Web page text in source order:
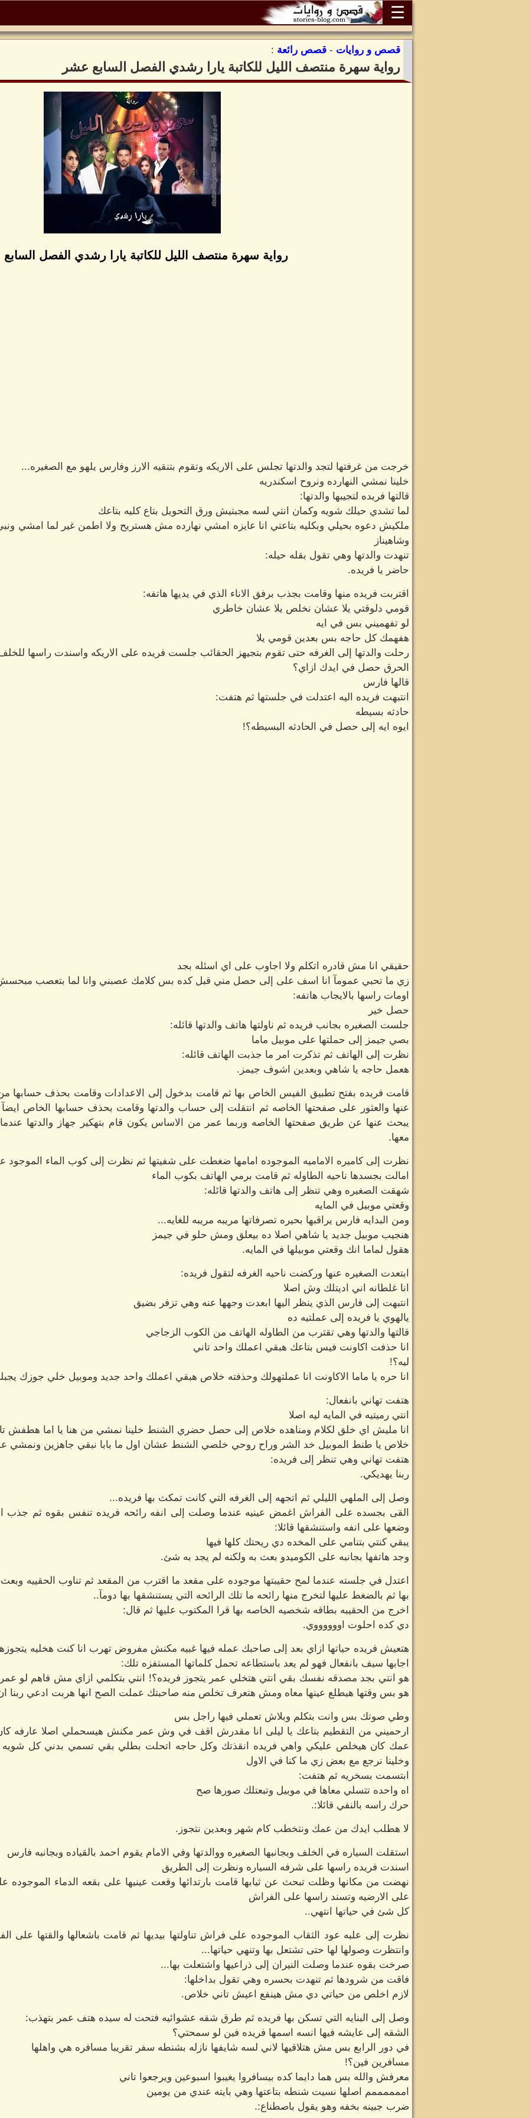
☰
قصص و روايات - قصص رائعة :
رواية سهرة منتصف الليل للكاتبة يارا رشدي الفصل السابع عشر
رواية سهرة منتصف الليل للكاتبة يارا رشدي الفصل
خرجت من غرفتها لتجد والدتها تجلس على الاريكه وتقوم بتنقيه الارز وفارس يلهو مع الصغيره...
خلينا نمشي النهارده ونروح اسكندريه
قالتها فريده لتجيبها والدتها:
لما تشدي حيلك شويه وكمان انتي لسه مجبتيش ورق التحويل بتاع كليه بتاعك
ملكيش دعوه بحيلي وبكليه بتاعتي انا عايزه امشي نهارده مش هستريح ولا اطمن غير لما امشي
وشاهيناز
تنهدت والدتها وهي تقول بقله حيله:
حاضر يا فريده.
اقتربت فريده منها وقامت بجذب برفق الاناء الذي في يديها هاتفه:
قومي دلوقتي يلا عشان نخلص يلا عشان خاطري
لو تفهميني بس في ايه
هفهمك كل حاجه بس بعدين قومي يلا
رحلت والدتها إلى الغرفه حتى تقوم بتجيهز الحقائب جلست فريده على الاريكه واسندت راسها
الحرق حصل في ايدك ازاي؟
قالها فارس
انتبهت فريده اليه اعتدلت في جلستها ثم هتفت:
حادثه بسيطه
ايوه ايه إلى حصل في الحادثه البسيطه؟!
حقيقي انا مش قادره اتكلم ولا اجاوب على اي اسئله بجد
زي ما تحبي عمومآ انا اسف على إلى حصل مني قبل كده بس كلامك عصبني وانا لما بتعصب
اومات راسها بالايجاب هاتفه:
حصل خير
جلست الصغيره بجانب فريده ثم ناولتها هاتف والدتها قائله:
بصي جيمز إلى حملتها على موبيل ماما
نظرت إلى الهاتف ثم تذكرت امر ما جذبت الهاتف قائله:
هعمل حاجه يا شاهي وبعدين اشوف جيمز.
قامت فريده بفتح تطبيق الفيس الخاص بها ثم قامت بدخول إلى الاعدادات وقامت بحذف حسابها
عنها والعثور على صفحتها الخاصه ثم انتقلت إلى حساب والدتها وقامت بحذف حسابها الخاص
يبحث عنها عن طريق صفحتها الخاصه وربما عمر من الاساس يكون قام بتهكير جهاز والدتها
معها.
نظرت إلى كاميره الاماميه الموجوده امامها ضغطت على شفيتها ثم نظرت إلى كوب الماء الموجود
امالت بجسدها ناحيه الطاوله ثم قامت برمي الهاتف بكوب الماء
شهقت الصغيره وهي تنظر إلى هاتف والدتها قائله:
وقعتي موبيل في المايه
ومن البدايه فارس يراقبها بحيره تصرفاتها مريبه مريبه للغايه...
هنجيب موبيل جديد يا شاهي اصلا ده بيعلق ومش حلو في جيمز
هقول لماما انك وقعتي موبيلها في المايه.
ابتعدت الصغيره عنها وركضت ناحيه الغرفه لتقول فريده:
انا غلطانه اني اديتلك وش اصلا
انتبهت إلى فارس الذي ينظر اليها ابعدت وجهها عنه وهي تزفر بضيق
يالهوي يا فريده إلى عملتيه ده
قالتها والدتها وهي تقترب من الطاوله الهاتف من الكوب الزجاجي
انا حذفت اكاونت فيس بتاعك هبقي اعملك واحد تاني
ليه؟!
انا حره يا ماما الاكاونت انا عملتهولك وحذفته خلاص هبقي اعملك واحد جديد وموبيل خلي جوزك
هتفت تهاني بانفعال:
انتي رميتيه في المايه ليه اصلا
انا مليش اي خلق لكلام ومناهده خلاص إلى حصل حضري الشنط خلينا نمشي من هنا يا اما هطفش
خلاص يا طنط الموبيل خد الشر وراح روحي خلصي الشنط عشان اول ما بابا نبقي جاهزين ونمشي
هتفت تهاني وهي تنظر إلى فريده:
ربنا يهديكي.
وصل إلى الملهي الليلي ثم اتجهه إلى الغرفه التي كانت تمكث بها فريده...
القى بجسده على الفراش اغمض عينيه عندما وصلت إلى انفه رائحه فريده تنفس بقوه ثم جذب
وضعها على انفه واستنشقها قائلا:
يبقي كنتي بتنامي على المخده دي ريحتك كلها فيها
وجد هاتفها بجانبه على الكوميدو بعث به ولكنه لم يجد به شئ.
اعتدل في جلسته عندما لمح حقيبتها موجوده على مقعد ما اقترب من المقعد ثم تناوب الحقييه
بها ثم بالضغط عليها لتخرج منها رائحه ما تلك الرائحه التي يستنشقها بها دومآ..
اخرج من الحقيبه بطاقه شخصيه الخاصه بها قرا المكتوب عليها ثم قال:
دي كده احلوت اووووووي.
هتعيش فريده حياتها ازاي بعد إلى صاحبك عمله فيها غبيه مكنش مفروض تهرب انا كنت هخليه
اجابها سيف بانفعال فهو لم يعد باستطاعه تحمل كلماتها المستفزه تلك:
هو انتي بجد مصدقه نفسك بقي انتي هتخلي عمر يتجوز فريده؟! انتي بتكلمي ازاي مش فاهم لو عمر
هو بس وقتها هيطلع عينها معاه ومش هتعرف تخلص منه صاحبتك عملت الصح انها هربت ادعي ربنا
وطي صوتك بس وانت بتكلم وبلاش تعملي فيها راجل بس
ارحميني من التقطيم بتاعك يا ليلى انا مقدرش اقف في وش عمر مكنش هيسحملي اصلا عارفه
عمك كان هيخلص عليكي واهي فريده انقذتك وكل حاجه اتحلت بطلي بقي تسمي بدني كل
وخلينا نرجع مع بعض زي ما كنا في الاول
ابتسمت بسخريه ثم هتفت:
اه واحده تتسلي معاها في موبيل وتبعتلك صورها صح
حرك راسه بالنفي قائلا:.
لا هطلب ايدك من عمك ونتخطب كام شهر وبعدين نتجوز.
استقلت السياره في الخلف وبجانبها الصغيره ووالدتها وفي الامام يقوم احمد بالقياده وبجانبه فارس
اسندت فريده راسها على شرفه السياره ونظرت إلى الطريق
نهضت من مكانها وظلت تبحث عن ثيابها قامت بارتدائها وقعت عينيها على بقعه الدماء
على الارضيه وتسند راسها على الفراش
كل شئ في حياتها انتهي..
نظرت إلى علبه عود الثقاب الموجوده على فراش تناولتها بيديها ثم قامت باشعالها والقتها على
وانتظرت وصولها لها حتى تشتعل بها وتنهي حياتها...
صرخت بقوه عندما وصلت النيران إلى ذراعيها واشتعلت بها...
فاقت من شرودها ثم تنهدت بحسره وهي تقول بداخلها:
لازم اخلص من حياتي دي مش هينفع اعيش تاني خلاص.
وصل إلى البنايه التي تسكن بها فريده ثم طرق شقه عشوائيه فتحت له سيده هتف عمر بتهذب:
الشقه إلى عايشه فيها انسه اسمها فريده فين لو سمحتي؟
في دور الرابع بس مش هتلاقيها لاني لسه شايفها نازله بشنطه سفر تقريبا مسافره هي واهلها
مسافرين فين؟!
معرفش والله بس هما دايما كده بيسافروا يغيبوا اسبوعين ويرجعوا تاني
اممممممم اصلها نسيت شنطه بتاعتها وهي بايته عندي من يومين
ضرب جبينه بخفه وهو يقول باصطناع:.